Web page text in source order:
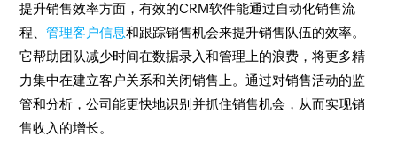
提升销售效率方面，有效的CRM软件能通过自动化销售流
程、管理客户信息和跟踪销售机会来提升销售队伍的效率。
它帮助团队减少时间在数据录入和管理上的浪费，将更多精
力集中在建立客户关系和关闭销售上。通过对销售活动的监
管和分析，公司能更快地识别并抓住销售机会，从而实现销
售收入的增长。